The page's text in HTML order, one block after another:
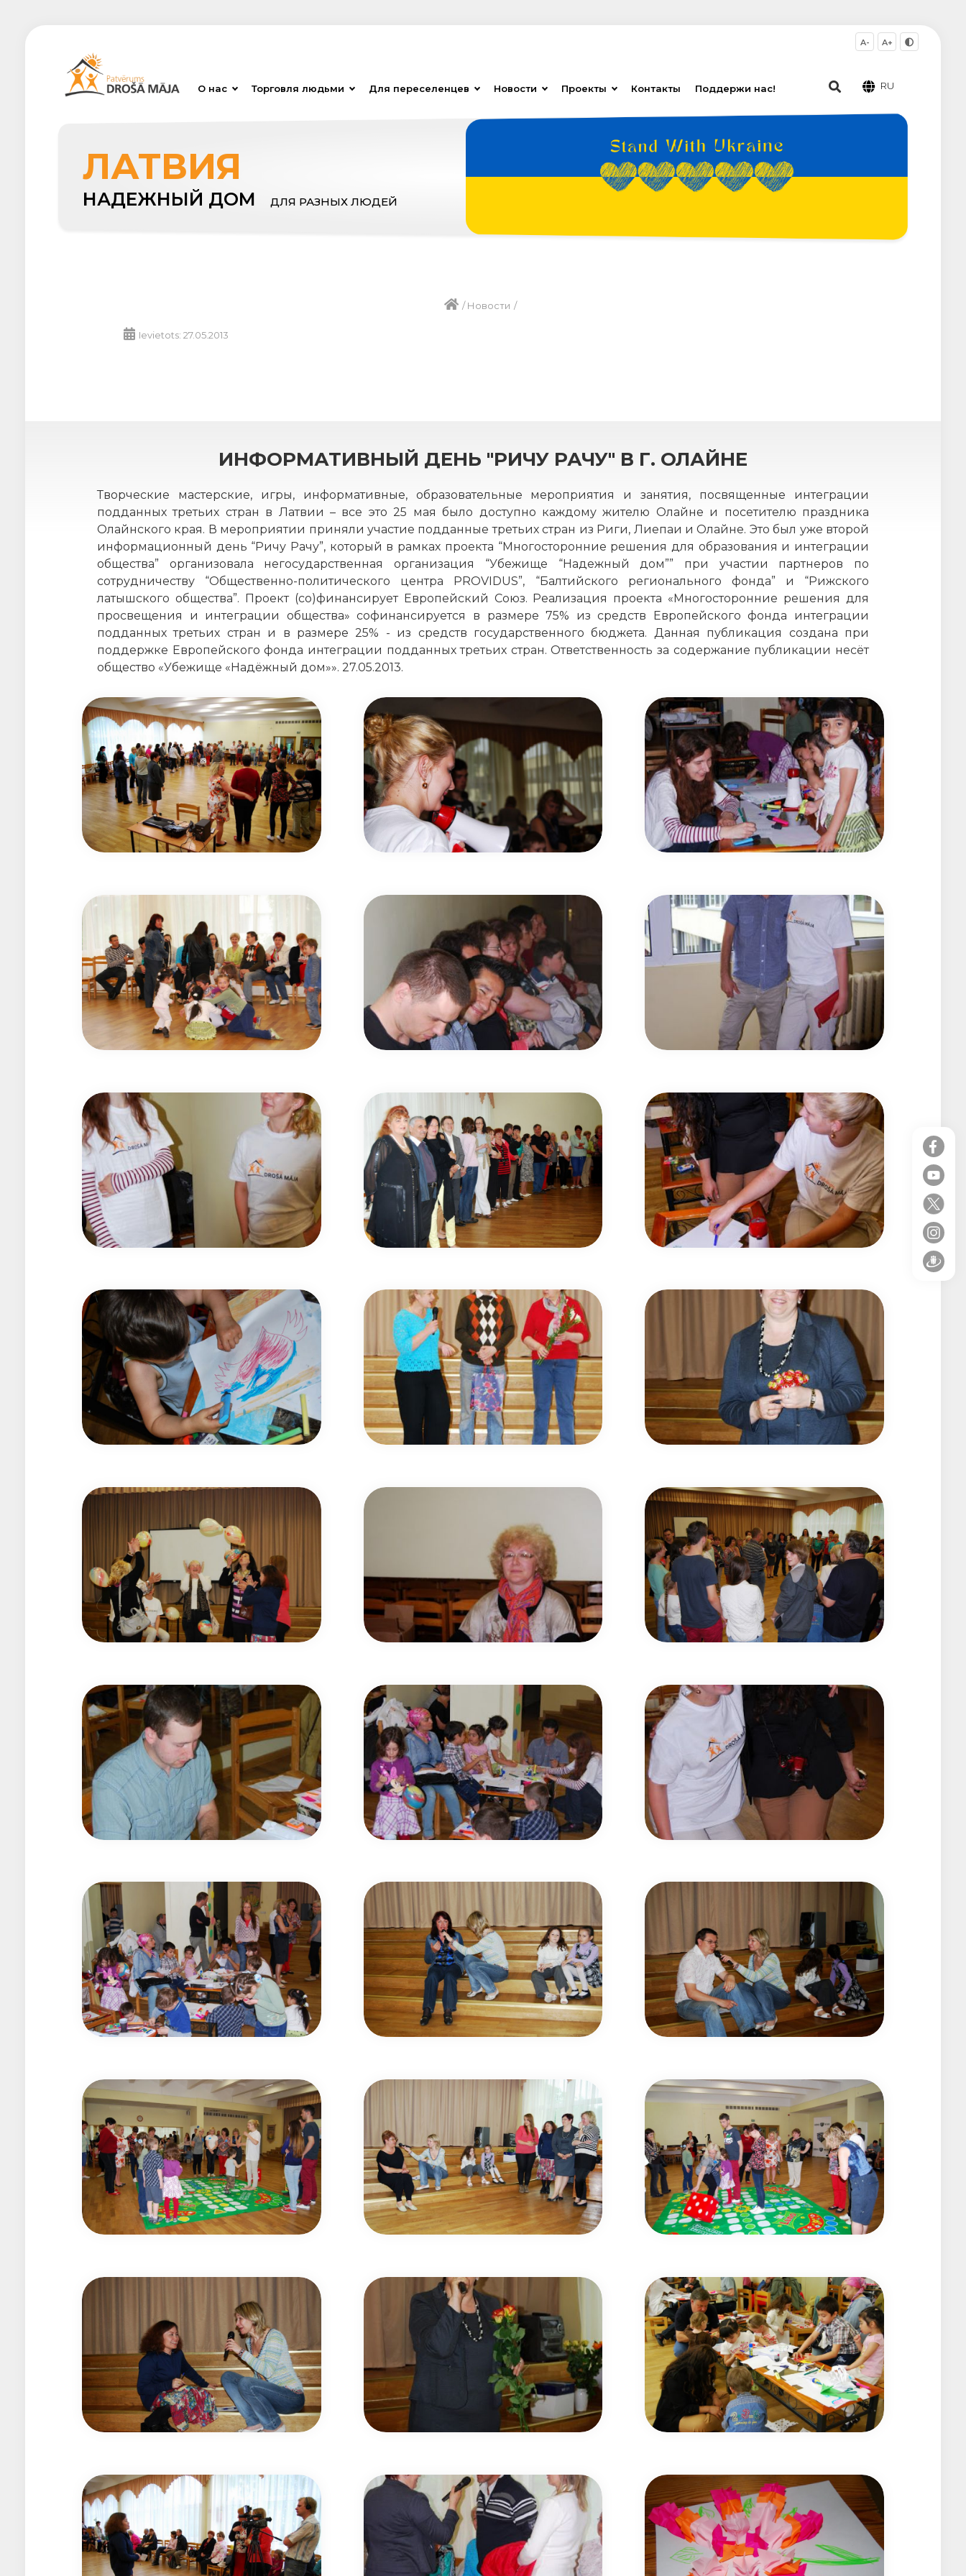
О нас Торговля людьми Для переселенцев Новости Проекты Контакты Поддержи нас!
A- A+
RU
ЛАТВИЯ
НАДЕЖНЫЙ ДОМ ДЛЯ РАЗНЫХ ЛЮДЕЙ
/Новости /
Ievietots: 27.05.2013
ИНФОРМАТИВНЫЙ ДЕНЬ "РИЧУ РАЧУ" В Г. ОЛАЙНЕ
Творческие мастерские, игры, информативные, образовательные мероприятия и занятия, посвященные интеграции
подданных третьих стран в Латвии – все это 25 мая было доступно каждому жителю Олайне и посетителю праздника
Олайнского края. В мероприятии приняли участие подданные третьих стран из Риги, Лиепаи и Олайне. Это был уже второй
информационный день “Ричу Рачу”, который в рамках проекта “Многосторонние решения для образования и интеграции
общества” организовала негосударственная организация “Убежище “Надежный дом”” при участии партнеров по
сотрудничеству “Общественно-политического центра PROVIDUS”, “Балтийского регионального фонда” и “Рижского
латышского общества”. Проект (со)финансирует Европейский Союз. Реализация проекта «Многосторонние решения для
просвещения и интеграции общества» софинансируется в размере 75% из средств Европейского фонда интеграции
подданных третьих стран и в размере 25% - из средств государственного бюджета. Данная публикация создана при
поддержке Европейского фонда интеграции подданных третьих стран. Ответственность за содержание публикации несёт
общество «Убежище «Надёжный дом»». 27.05.2013.